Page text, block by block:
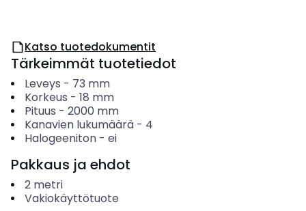
Katso tuotedokumentit
Tärkeimmät tuotetiedot
Leveys - 73 mm
Korkeus - 18 mm
Pituus - 2000 mm
Kanavien lukumäärä- 4
Halogeeniton- ei
Pakkaus ja ehdot
2 metri
Vakiokäyttötuote